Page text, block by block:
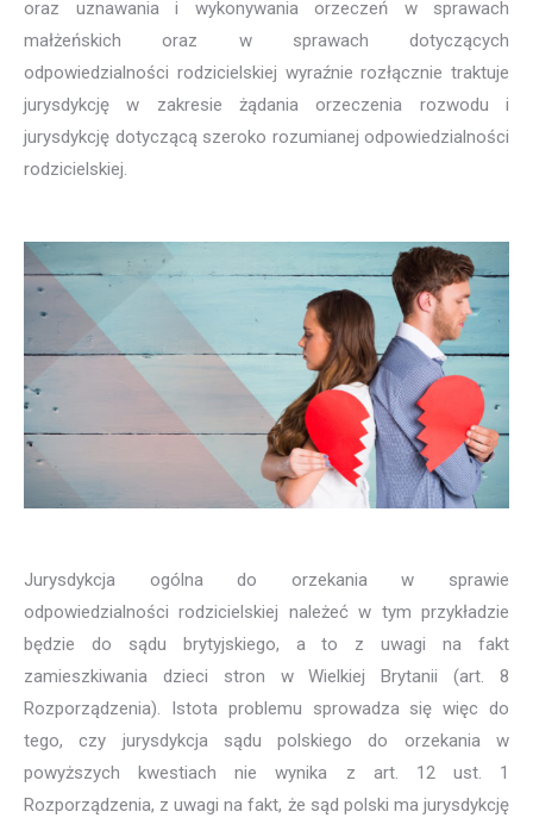
oraz uznawania i wykonywania orzeczeń w sprawach
małżeńskich oraz w sprawach dotyczących
odpowiedzialności rodzicielskiej wyraźnie rozłącznie traktuje
jurysdykcję w zakresie żądania orzeczenia rozwodu i
jurysdykcję dotyczącą szeroko rozumianej odpowiedzialności
rodzicielskiej.
Jurysdykcja ogólna do orzekania w sprawie
odpowiedzialności rodzicielskiej należeć w tym przykładzie
będzie do sądu brytyjskiego, a to z uwagi na fakt
zamieszkiwania dzieci stron w Wielkiej Brytanii (art. 8
Rozporządzenia). Istota problemu sprowadza się więc do
tego, czy jurysdykcja sądu polskiego do orzekania w
powyższych kwestiach nie wynika z art. 12 ust. 1
Rozporządzenia, z uwagi na fakt, że sąd polski ma jurysdykcję